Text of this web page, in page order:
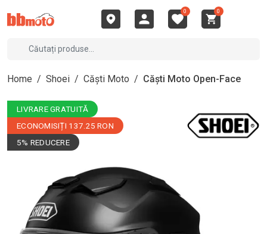
0 0
Home / Shoei / Căști Moto / Căști Moto Open-Face
LIVRARE GRATUITĂ
ECONOMISIȚI 137.25 RON
5% REDUCERE